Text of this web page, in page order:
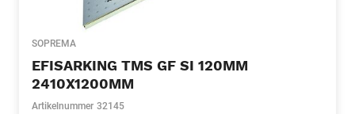
SOPREMA
EFISARKING TMS GF SI 120MM
2410X1200MM
Artikelnummer 32145